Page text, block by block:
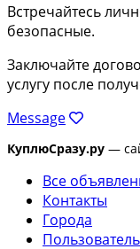
Встречайтесь
безопасные.
Заключайте
услугу после
Message
КуплюСразу.ру —
Все
Контакты
Города